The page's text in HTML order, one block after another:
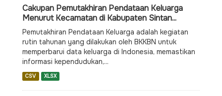
Cakupan Pemutakhiran Pendataan Keluarga
Menurut Kecamatan di Kabupaten Sintan...
Pemutakhiran Pendataan Keluarga adalah kegiatan
rutin tahunan yang dilakukan oleh BKKBN untuk
memperbarui data keluarga di Indonesia, memastikan
informasi kependudukan,...
CSV XLSX